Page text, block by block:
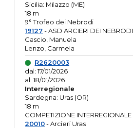
Sicilia: Milazzo (ME)
18 m
9° Trofeo dei Nebrodi
19127 - ASD ARCIERI DEI NEBRODI
Cascio, Manuela
Lenzo, Carmela
R2620003
dal: 17/01/2026
al: 18/01/2026
Interregionale
Sardegna: Uras (OR)
18 m
COMPETIZIONE INTERREGIONALE
20010- Arcieri Uras